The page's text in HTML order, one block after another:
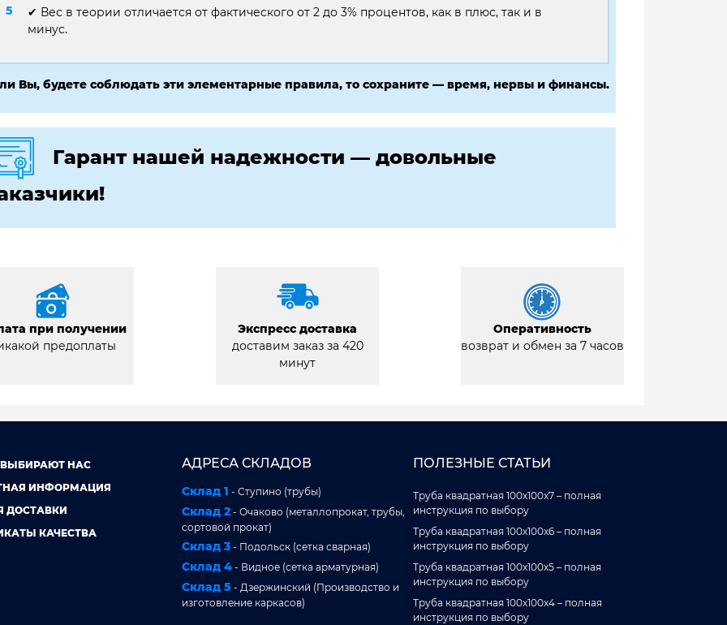
✔ Вес в теории отличается от фактического от 2 до 3% процентов, как в плюс, так и в
минус.
Вы, будете соблюдать эти элементарные правила, то сохраните — время, нервы и финансы.
Гарант нашей надежности — довольные
при получении
предоплаты
Экспресс доставка
доставим заказ за 420
минут
Оперативность
возврат и обмен за 7 часов
НАС
ИНФОРМАЦИЯ
ДОСТАВКИ
КАЧЕСТВА
АДРЕСА СКЛАДОВ
Склад 1 - Ступино (трубы)
Склад 2 - Очаково (металлопрокат, трубы,
сортовой прокат)
Склад 3 - Подольск (сетка сварная)
Склад 4 - Видное (сетка арматурная)
Склад 5 - Дзержинский (Производство и
изготовление каркасов)
ПОЛЕЗНЫЕ СТАТЬИ
Труба квадратная 100x100x7 – полная
инструкция по выбору
Труба квадратная 100x100x6 – полная
инструкция по выбору
Труба квадратная 100x100x5 – полная
инструкция по выбору
Труба квадратная 100x100x4 – полная
инструкция по выбору